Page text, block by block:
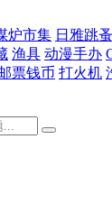
炉市集 日雅跳蚤
渔具 动漫手办
票钱币 打火机